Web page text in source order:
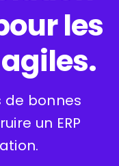
les
de bonnes
un ERP